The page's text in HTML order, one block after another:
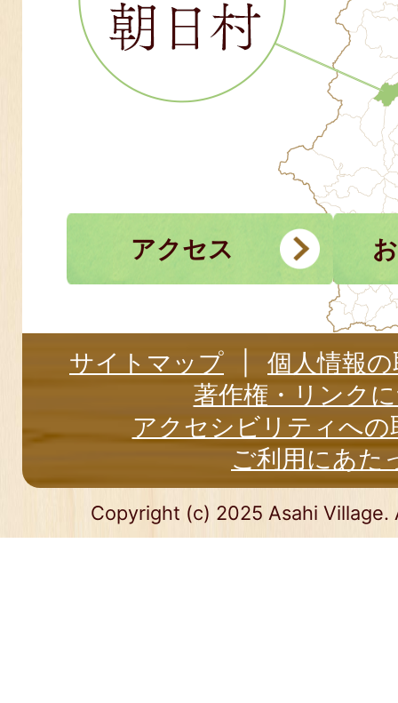
アクセス
サイトマップ
個人情報
著作権・リンク
アクセシビリティへの
ご利用にあた
Copyright (c) 2025 Asahi Village.